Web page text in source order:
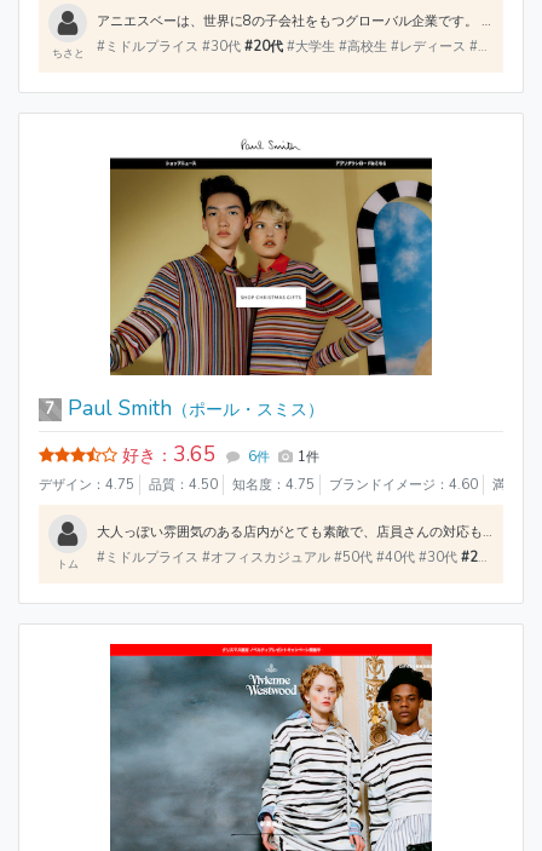
ちさと
アニエスベーは、世界に8の子会社をもつグローバル企業です。 バッグ、財布、時計、服とカテゴリーが多く、メンズ、レディース、キッズまであります。 アニエスベーのロゴがポイントで全ての商品にロゴがついています。 大人から子供まで幅広い世代に使って頂ける商品が多いです。
#ミドルプライス #30代 #20代 #大学生 #高校生 #レディース #メンズ #キッズ #ベビー #バッグ
7 Paul Smith（ポール・スミス）
好き： 3.65 6件
1件
デザイン：4.75
品質：4.50 知名度：4.75 ブランドイメージ：4.60 満足度
トム
大人っぽい雰囲気のある店内がとても素敵で、店員さんの対応もどこへ行ってもすごく丁寧です。服は他のブランドと一味違ってデザインでカラフルなものもあれば綺麗な花柄、裏地が綺麗な色など他のブランドとの差別化がすごくされていて素敵です。
#ミドルプライス #オフィスカジュアル #50代 #40代 #30代 #20代